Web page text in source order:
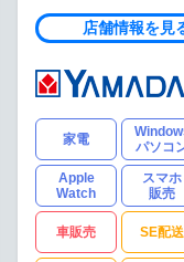
店舗情報を見
家電
パソコ
Apple
Watch
スマホ
販売
車販売 SE配送